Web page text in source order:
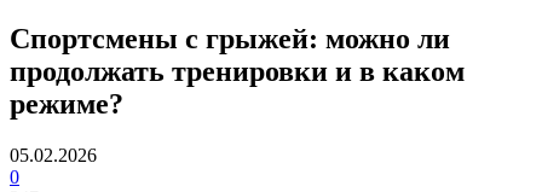
Спортсмены с грыжей: можно ли
продолжать тренировки и в каком
режиме?
05.02.2026
0